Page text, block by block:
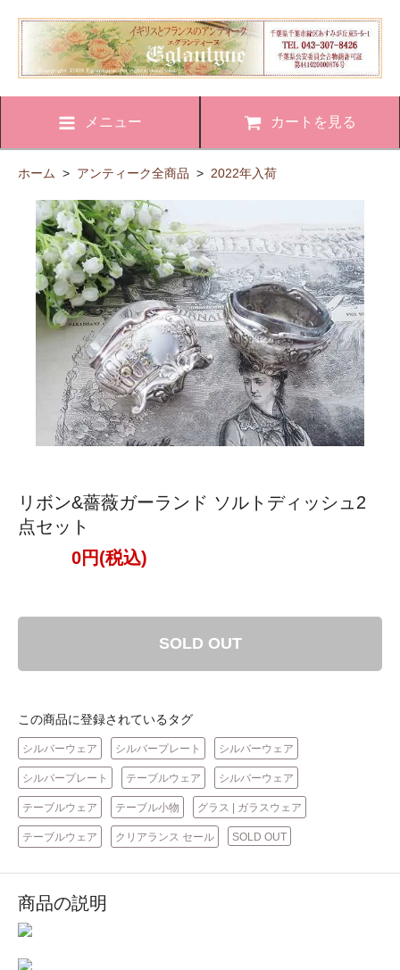
メニュー カートを見る
ホーム > アンティーク全商品 > 2022年入荷
リボン&薔薇ガーランド ソルトディッシュ2
点セット
0円(税込)
SOLD OUT
この商品に登録されているタグ
シルバーウェア シルバープレート シルバーウェア
シルバープレート テーブルウェア シルバーウェア
テーブルウェア テーブル小物 グラス | ガラスウェア
テーブルウェア クリアランス セール SOLD OUT
商品の説明